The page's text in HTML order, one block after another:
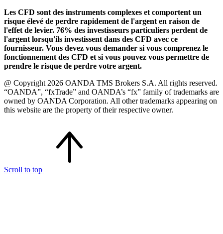
Les CFD sont des instruments complexes et comportent un
risque élevé de perdre rapidement de l'argent en raison de
l'effet de levier. 76% des investisseurs particuliers perdent de
l'argent lorsqu'ils investissent dans des CFD avec ce
fournisseur. Vous devez vous demander si vous comprenez le
fonctionnement des CFD et si vous pouvez vous permettre de
prendre le risque de perdre votre argent.
@ Copyright 2026 OANDA TMS Brokers S.A. All rights reserved.
“OANDA”, “fxTrade” and OANDA’s “fx” family of trademarks are
owned by OANDA Corporation. All other trademarks appearing on
this website are the property of their respective owner.
Scroll to top